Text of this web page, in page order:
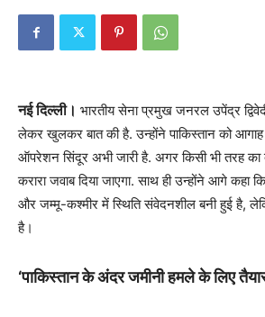
नई दिल्ली। भारतीय सेना प्रमुख जनरल उपेंद्र
लेकर खुलकर बात की है. उन्होंने पाकिस्तान को
ऑपरेशन सिंदूर अभी जारी है. अगर किसी भी तरह का
करारा जवाब दिया जाएगा. साथ ही उन्होंने आगे कहा
और जम्मू-कश्मीर में स्थिति संवेदनशील बनी हुई है,
है।
‘पाकिस्तान के अंदर जमीनी हमले के लिए